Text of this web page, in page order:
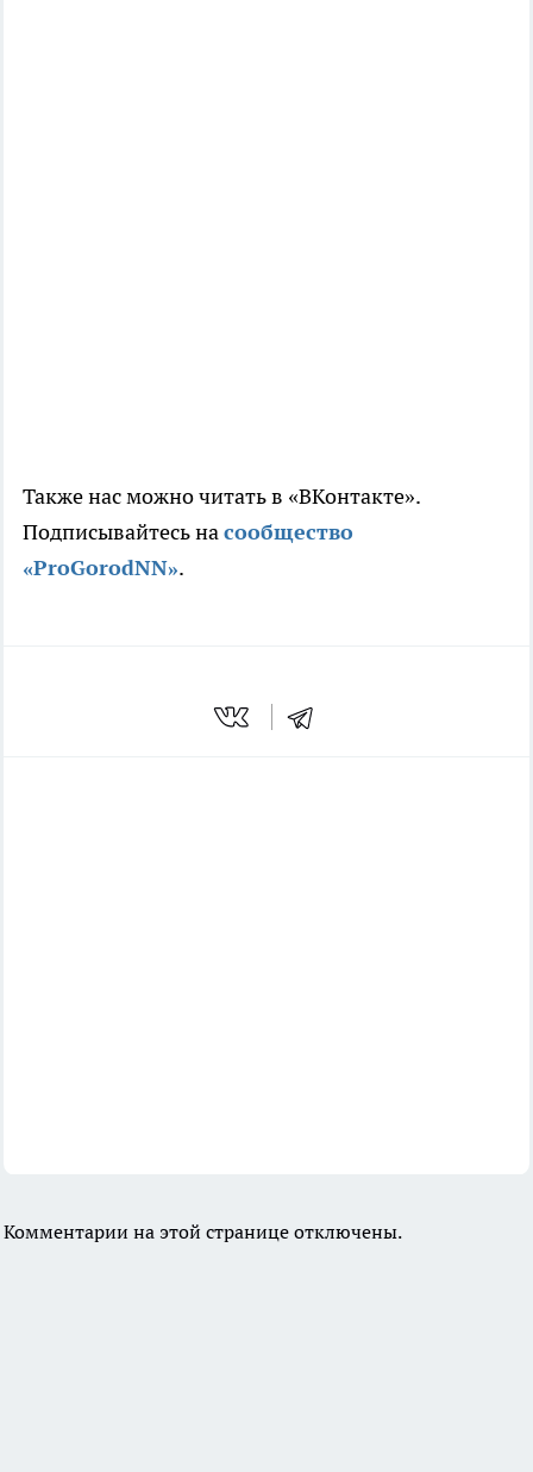
Также нас можно читать в «ВКонтакте».
Подписывайтесь насообщество
«ProGorodNN».
Комментарии на этой странице отключены.